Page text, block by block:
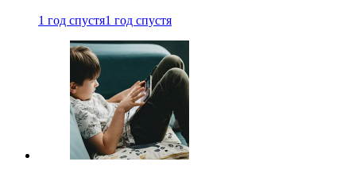
1 год спустя1 год спустя